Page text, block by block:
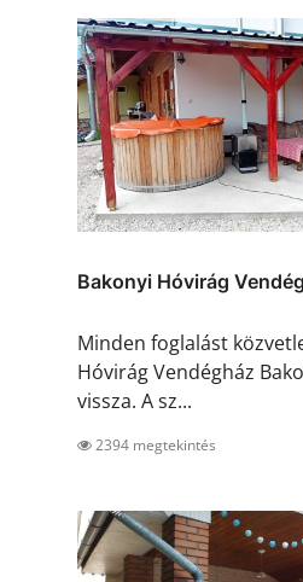
Bakonyi Hóvirág
Minden foglalást
Hóvirág Vendégház
vissza. A sz...
2394 megtekintés